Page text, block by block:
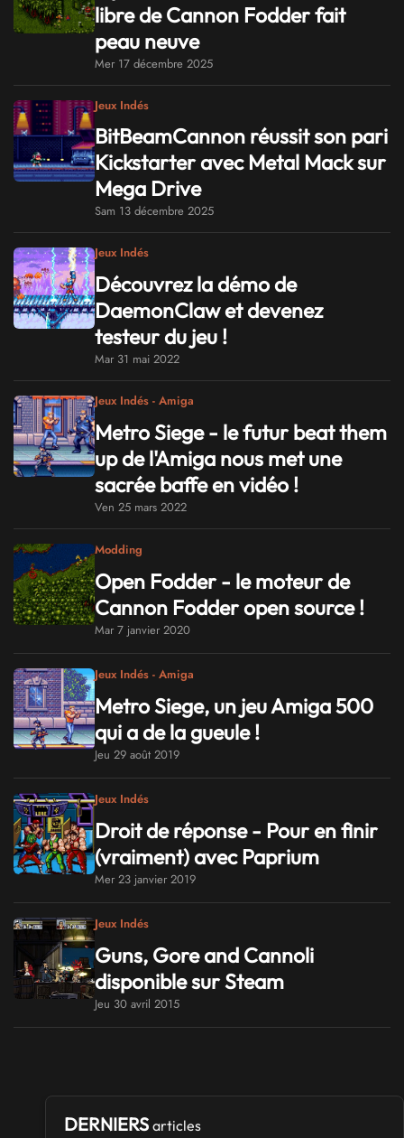
libre de Cannon Fodder fait
peau neuve
Mer 17 décembre 2025
Jeux Indés
BitBeamCannon réussit son pari
Kickstarter avec Metal Mack sur
Mega Drive
Sam 13 décembre 2025
Jeux Indés
Découvrez la démo de
DaemonClaw et devenez
testeur du jeu !
Mar 31 mai 2022
Jeux Indés - Amiga
Metro Siege - le futur beat them
up de l'Amiga nous met une
sacrée baffe en vidéo !
Ven 25 mars 2022
Modding
Open Fodder - le moteur de
Cannon Fodder open source !
Mar 7 janvier 2020
Jeux Indés - Amiga
Metro Siege, un jeu Amiga 500
qui a de la gueule !
Jeu 29 août 2019
Jeux Indés
Droit de réponse - Pour en finir
(vraiment) avec Paprium
Mer 23 janvier 2019
Jeux Indés
Guns, Gore and Cannoli
disponible sur Steam
Jeu 30 avril 2015
DERNIERS articles